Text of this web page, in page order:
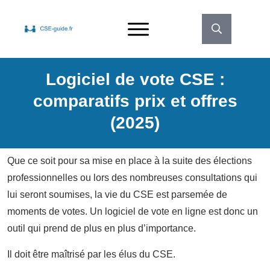
Logiciel de vote CSE :
comparatifs prix et offres
(2025)
Que ce soit pour sa mise en place à la suite des élections
professionnelles ou lors des nombreuses consultations qui
lui seront soumises, la vie du CSE est parsemée de
moments de votes. Un logiciel de vote en ligne est donc un
outil qui prend de plus en plus d’importance.
Il doit être maîtrisé par les élus du CSE.